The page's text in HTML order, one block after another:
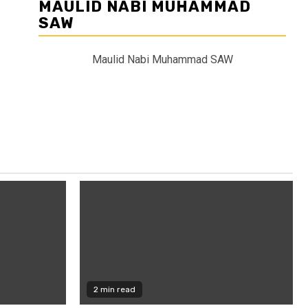
MAULID NABI MUHAMMAD
SAW
Maulid Nabi Muhammad SAW
2 min read